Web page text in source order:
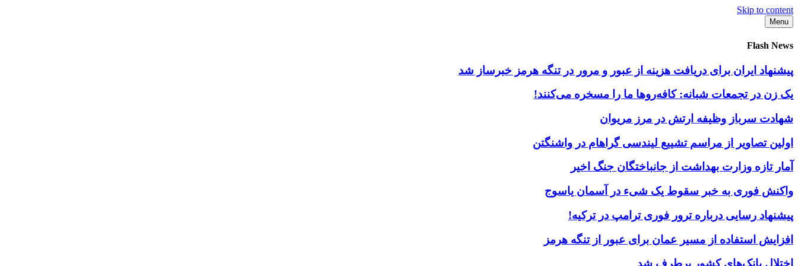
Skip to content
Menu
Flash News
پیشنهاد ایران برای دریافت هزینه از عبور و مرور در تنگه هرمز خبرساز شد
یک زن در تجمعات شبانه: کافه‌روها ما را مسخره می‌کنند!
شهادت سرباز وظیفه ارتش در مرز مریوان
اولین تصاویر از مراسم تشییع لیندسی گراهام در واشنگتن
آمار تازه وزارت بهداشت از جانباختگان جنگ اخیر
واکنش فوری به خبر سقوط یک شیء در آسمان یاسوج
پیشنهاد رسایی درباره ترور فوری ترامپ در ترکیه!
افزایش استفاده از مسیر عمان برای عبور از تنگه هرمز
اختلال بانک‌های کشور برطرف شد